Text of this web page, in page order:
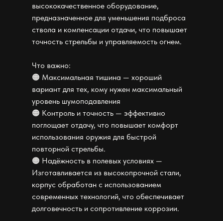
высококачественное оборудование,
предназначенное для уменьшения подброса
ствола и компенсации отдачи, что повышает
точность стрельбы и управляемость огнем.
Что важно:
🟠 Максимальная тишина — хороший
вариант для тех, кому нужен максимальный
уровень шумоподавления
🟠 Контроль и точность — эффективно
поглощает отдачу, что повышает комфорт
использования оружия для быстрой
повторной стрельбы.
🟠 Надёжность в полевых условиях —
Изготавливается из высокопрочной стали,
корпус обработан с использованием
современных технологий, что обеспечивает
долговечность и сопротивление коррозии.